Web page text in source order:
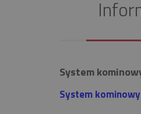
System
System kominowy